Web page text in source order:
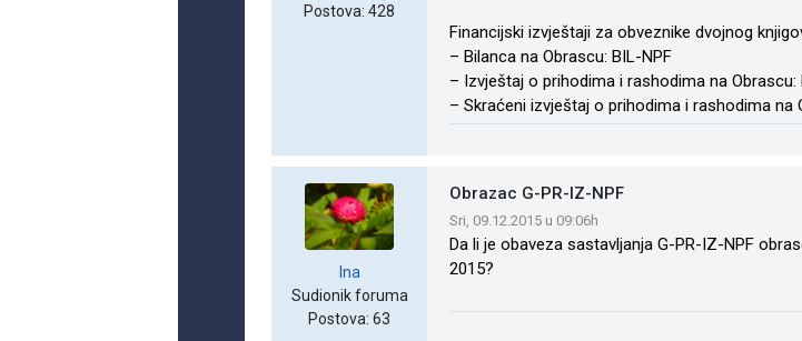
Postova: 428
Financijski izvještaji za obveznike dvojnog
– Bilanca na Obrascu: BIL-NPF
– Izvještaj o prihodima i rashodima na Obrascu:
– Skraćeni izvještaj o prihodima i rashodima na
Ina
Sudionik foruma
Postova: 63
Obrazac G-PR-IZ-NPF
Sri, 09.12.2015 u 09:06h
Da li je obaveza sastavljanja G-PR-IZ-NPF
2015?